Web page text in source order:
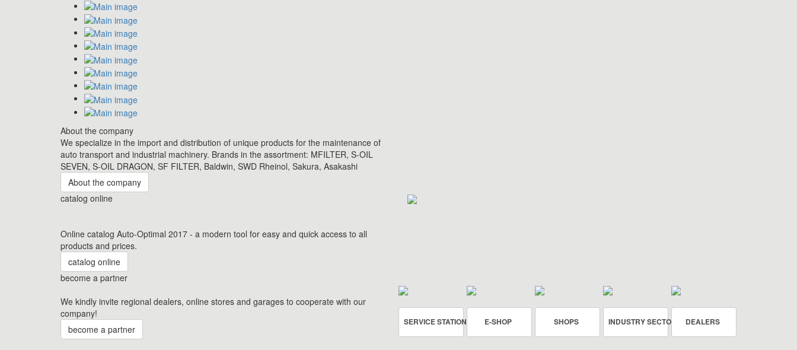
About the company
We specialize in the import and distribution of unique products for the maintenance of
auto transport and industrial machinery. Brands in the assortment: MFILTER, S-OIL
SEVEN, S-OIL DRAGON, SF FILTER, Baldwin, SWD Rheinol, Sakura, Asakashi
About the company
catalog online
Online catalog Auto-Optimal 2017 - a modern tool for easy and quick access to all
products and prices.
catalog online
become a partner
We kindly invite regional dealers, online stores and garages to cooperate with our
company!
become a partner
SERVICE STATION E-SHOP SHOPS INDUSTRY SECTOR DEALERS